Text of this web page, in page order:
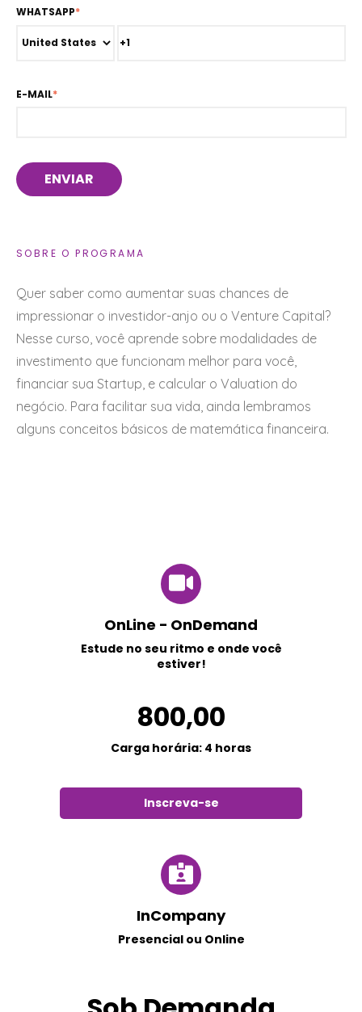
WHATSAPP*
E-MAIL*
SOBRE O PROGRAMA
Quer saber como aumentar suas chances de
impressionar o investidor-anjo ou o Venture Capital?
Nesse curso, você aprende sobre modalidades de
investimento que funcionam melhor para você,
financiar sua Startup, e calcular o Valuation do
negócio. Para facilitar sua vida, ainda lembramos
alguns conceitos básicos de matemática financeira.
OnLine - OnDemand
Estude no seu ritmo e onde você
estiver!
800,00
Carga horária: 4 horas
Inscreva-se
InCompany
Presencial ou Online